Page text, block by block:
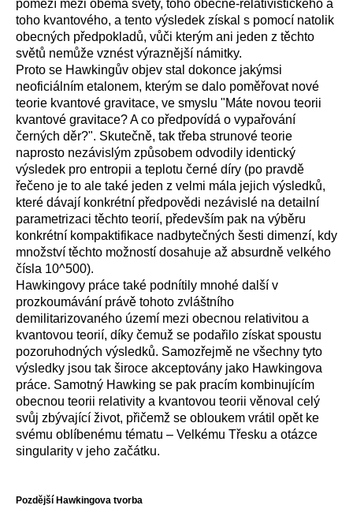
pomezí mezi oběma světy, toho obecně-relativistického a
toho kvantového, a tento výsledek získal s pomocí natolik
obecných předpokladů, vůči kterým ani jeden z těchto
světů nemůže vznést výraznější námitky.
Proto se Hawkingův objev stal dokonce jakýmsi
neoficiálním etalonem, kterým se dalo poměřovat nové
teorie kvantové gravitace, ve smyslu "Máte novou teorii
kvantové gravitace? A co předpovídá o vypařování
černých děr?". Skutečně, tak třeba strunové teorie
naprosto nezávislým způsobem odvodily identický
výsledek pro entropii a teplotu černé díry (po pravdě
řečeno je to ale také jeden z velmi mála jejich výsledků,
které dávají konkrétní předpovědi nezávislé na detailní
parametrizaci těchto teorií, především pak na výběru
konkrétní kompaktifikace nadbytečných šesti dimenzí, kdy
množství těchto možností dosahuje až absurdně velkého
čísla 10^500).
Hawkingovy práce také podnítily mnohé další v
prozkoumávání právě tohoto zvláštního
demilitarizovaného území mezi obecnou relativitou a
kvantovou teorií, díky čemuž se podařilo získat spoustu
pozoruhodných výsledků. Samozřejmě ne všechny tyto
výsledky jsou tak široce akceptovány jako Hawkingova
práce. Samotný Hawking se pak pracím kombinujícím
obecnou teorii relativity a kvantovou teorii věnoval celý
svůj zbývající život, přičemž se obloukem vrátil opět ke
svému oblíbenému tématu – Velkému Třesku a otázce
singularity v jeho začátku.
Pozdější Hawkingova tvorba